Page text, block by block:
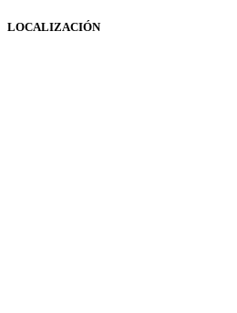
LOCALIZACIÓN